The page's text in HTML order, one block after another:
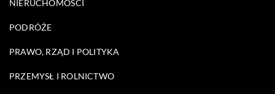
NIERUCHOMOŚCI
PODRÓŻE
PRAWO, RZĄD I POLITYKA
PRZEMYSŁ I ROLNICTWO